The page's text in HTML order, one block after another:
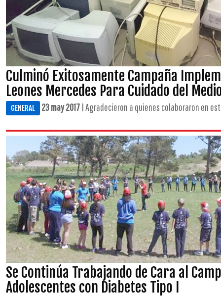
Culminó Exitosamente Campaña
Leones Mercedes Para Cuidado del
GENERAL 23 may 2017 | Agradecieron a quienes colaboraron en
Se Continúa Trabajando de Cara al
Adolescentes con Diabetes Tipo I